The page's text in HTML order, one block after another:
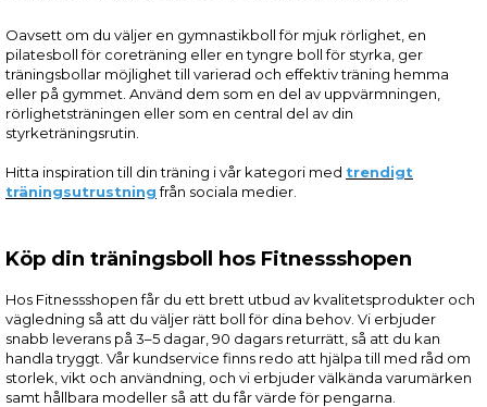
Oavsett om du väljer en gymnastikboll för mjuk rörlighet, en
pilatesboll för coreträning eller en tyngre boll för styrka, ger
träningsbollar möjlighet till varierad och effektiv träning hemma
eller på gymmet. Använd dem som en del av uppvärmningen,
rörlighetsträningen eller som en central del av din
styrketräningsrutin.
Hitta inspiration till din träning i vår kategori med trendigt
träningsutrustningfrån sociala medier.
Köp din träningsboll hos Fitnessshopen
Hos Fitnessshopen får du ett brett utbud av kvalitetsprodukter och
vägledning så att du väljer rätt boll för dina behov. Vi erbjuder
snabb leverans på 3–5 dagar, 90 dagars returrätt, så att du kan
handla tryggt. Vår kundservice finns redo att hjälpa till med råd om
storlek, vikt och användning, och vi erbjuder välkända varumärken
samt hållbara modeller så att du får värde för pengarna.